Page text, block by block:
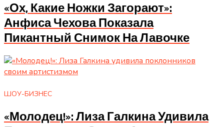
«Ох, Какие Ножки Загорают»:
Анфиса Чехова Показала
Пикантный Снимок На Лавочке
ШОУ-БИЗНЕС
«Молодец!»: Лиза Галкина Удивила